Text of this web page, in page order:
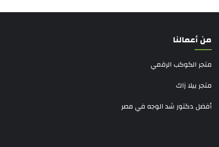
من أعمالنا
متجر الكوكب الرقمي
متجر بيلا زاك
أفضل دكتور شد الوجه في مصر